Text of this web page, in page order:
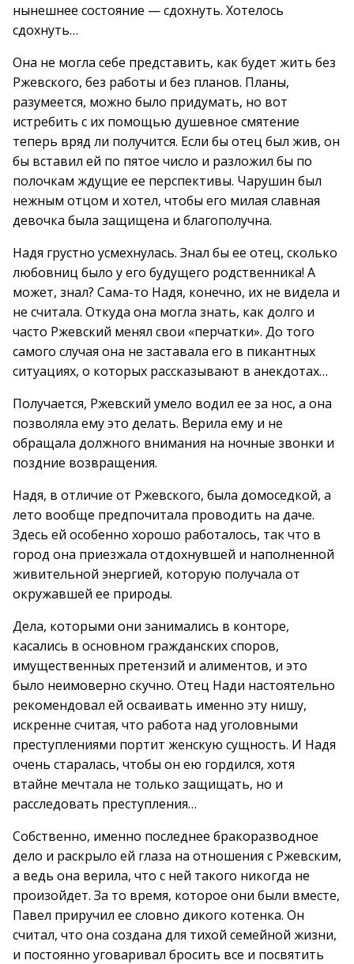
нынешнее состояние — сдохнуть. Хотелось
сдохнуть…
Она не могла себе представить, как будет жить без
Ржевского, без работы и без планов. Планы,
разумеется, можно было придумать, но вот
истребить с их помощью душевное смятение
теперь вряд ли получится. Если бы отец был жив, он
бы вставил ей по пятое число и разложил бы по
полочкам ждущие ее перспективы. Чарушин был
нежным отцом и хотел, чтобы его милая славная
девочка была защищена и благополучна.
Надя грустно усмехнулась. Знал бы ее отец, сколько
любовниц было у его будущего родственника! А
может, знал? Сама-то Надя, конечно, их не видела и
не считала. Откуда она могла знать, как долго и
часто Ржевский менял свои «перчатки». До того
самого случая она не заставала его в пикантных
ситуациях, о которых рассказывают в анекдотах…
Получается, Ржевский умело водил ее за нос, а она
позволяла ему это делать. Верила ему и не
обращала должного внимания на ночные звонки и
поздние возвращения.
Надя, в отличие от Ржевского, была домоседкой, а
лето вообще предпочитала проводить на даче.
Здесь ей особенно хорошо работалось, так что в
город она приезжала отдохнувшей и наполненной
живительной энергией, которую получала от
окружавшей ее природы.
Дела, которыми они занимались в конторе,
касались в основном гражданских споров,
имущественных претензий и алиментов, и это
было неимоверно скучно. Отец Нади настоятельно
рекомендовал ей осваивать именно эту нишу,
искренне считая, что работа над уголовными
преступлениями портит женскую сущность. И Надя
очень старалась, чтобы он ею гордился, хотя
втайне мечтала не только защищать, но и
расследовать преступления…
Собственно, именно последнее бракоразводное
дело и раскрыло ей глаза на отношения с Ржевским,
а ведь она верила, что с ней такого никогда не
произойдет. За то время, которое они были вместе,
Павел приручил ее словно дикого котенка. Он
считал, что она создана для тихой семейной жизни,
и постоянно уговаривал бросить все и посвятить